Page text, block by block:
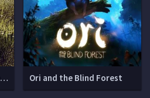
Kingdom Come Deliverance (v 1.9.6-404-504u + DLCs) Ori and the Blind Forest